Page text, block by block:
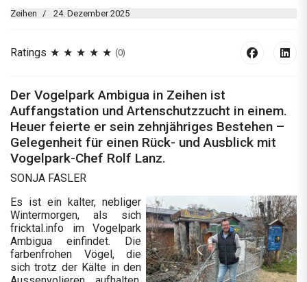
Zeihen 24. Dezember 2025
Ratings (0)
Der Vogelpark Ambigua in Zeihen ist
Auffangstation und Artenschutzzucht in einem.
Heuer feierte er sein zehnjähriges Bestehen –
Gelegenheit für einen Rück- und Ausblick mit
Vogelpark-Chef Rolf Lanz.
SONJA FASLER
Es ist ein kalter, nebliger
Wintermorgen, als sich
fricktal.info im Vogelpark
Ambigua einfindet. Die
farbenfrohen Vögel, die
sich trotz der Kälte in den